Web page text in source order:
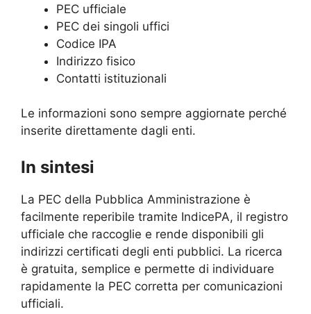
PEC ufficiale
PEC dei singoli uffici
Codice IPA
Indirizzo fisico
Contatti istituzionali
Le informazioni sono sempre aggiornate perché
inserite direttamente dagli enti.
In sintesi
La PEC della Pubblica Amministrazione è
facilmente reperibile tramite IndicePA, il registro
ufficiale che raccoglie e rende disponibili gli
indirizzi certificati degli enti pubblici. La ricerca
è gratuita, semplice e permette di individuare
rapidamente la PEC corretta per comunicazioni
ufficiali.